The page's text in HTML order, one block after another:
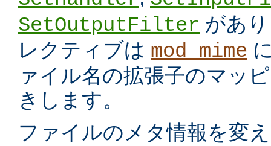
SetOutputFilter があ
レクティブは mod_mime
ァイル名の拡張子のマッ
きします。
ファイルのメタ情報を変